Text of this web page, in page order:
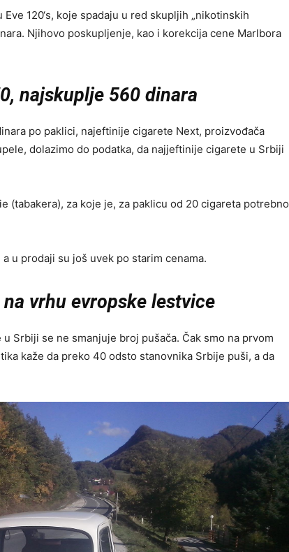
120‘s, koje spadaju u red skupljih „nikotinskih
Njihovo poskupljenje, kao i korekcija cene Marlbora
najskuplje 560 dinara
po paklici, najeftinije cigarete Next, proizvođača
dolazimo do podatka, da najjeftinije cigarete u Srbiji
(tabakera), za koje je, za paklicu od 20 cigareta potrebno
u prodaji su još uvek po starim cenama.
vrhu evropske lestvice
Srbiji se ne smanjuje broj pušača. Čak smo na prvom
kaže da preko 40 odsto stanovnika Srbije puši, a da